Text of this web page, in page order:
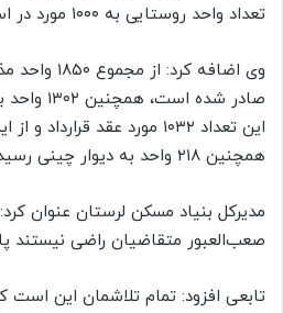
تعداد واحد روستایی به ۱۰۰۰ مورد در استان رسیده است.
صادر شده
همچنین ۲۱۸ واحد به دیوار چینی رسیده است.
مدیرکل بنیاد مسکن لرستان عنوان
صعب‌العبور متقاضیان راضی نیستند
تابعی افزود: تمام تلاشمان این